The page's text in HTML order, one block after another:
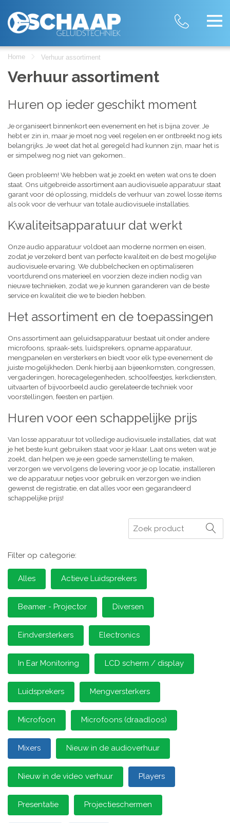
Home Verhuur assortiment
Verhuur assortiment
Huren op ieder geschikt moment
Je organiseert binnenkort een evenement en het is bijna zover. Je
hebt er zin in, maar je moet nog veel regelen en er ontbreekt nog iets
belangrijks. Je weet dat het al geregeld had kunnen zijn, maar het is
er simpelweg nog niet van gekomen..
Geen probleem! We hebben wat je zoekt en weten wat ons te doen
staat. Ons uitgebreide assortiment aan audiovisuele apparatuur staat
garant voor dé oplossing, middels de verhuur van zowel losse items
als ook voor de verhuur van totale audiovisuele installaties.
Kwaliteitsapparatuur dat werkt
Onze audio apparatuur voldoet aan moderne normen en eisen,
zodat je verzekerd bent van perfecte kwaliteit en de best mogelijke
audiovisuele ervaring. We dubbelchecken en optimaliseren
voortdurend ons materieel en voorzien deze indien nodig van
nieuwe technieken, zodat we je kunnen garanderen van de beste
service en kwaliteit die we te bieden hebben.
Het assortiment en de toepassingen
Ons assortiment aan geluidsapparatuur bestaat uit onder andere
microfoons, spraak-sets, luidsprekers, opname apparatuur,
mengpanelen en versterkers en biedt voor elk type evenement de
juiste mogelijkheden. Denk hierbij aan bijeenkomsten, congressen,
vergaderingen, horecagelegenheden, schoolfeestjes, kerkdiensten,
uitvaarten of bijvoorbeeld audio gerelateerde techniek voor
voorstellingen, feesten en partijen.
Huren voor een schappelijke prijs
Van losse apparatuur tot volledige audiovisuele installaties, dat wat
je het beste kunt gebruiken staat voor je klaar. Laat ons weten wat je
zoekt, dan helpen we je een goede samenstelling te maken,
verzorgen we vervolgens de levering voor je op locatie, installeren
we de apparatuur netjes voor gebruik en verzorgen we indien
gewenst de registratie, en dat alles voor een gegarandeerd
schappelijke prijs!
Zoeken
Filter op categorie:
Alles Actieve Luidsprekers
Beamer - Projector Diversen
Eindversterkers Electronics
In Ear Monitoring LCD scherm / display
Luidsprekers Mengversterkers
Microfoon Microfoons (draadloos)
Mixers Nieuw in de audioverhuur
Nieuw in de video verhuur Players
Presentatie Projectieschermen